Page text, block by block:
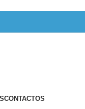
CONTACTOS